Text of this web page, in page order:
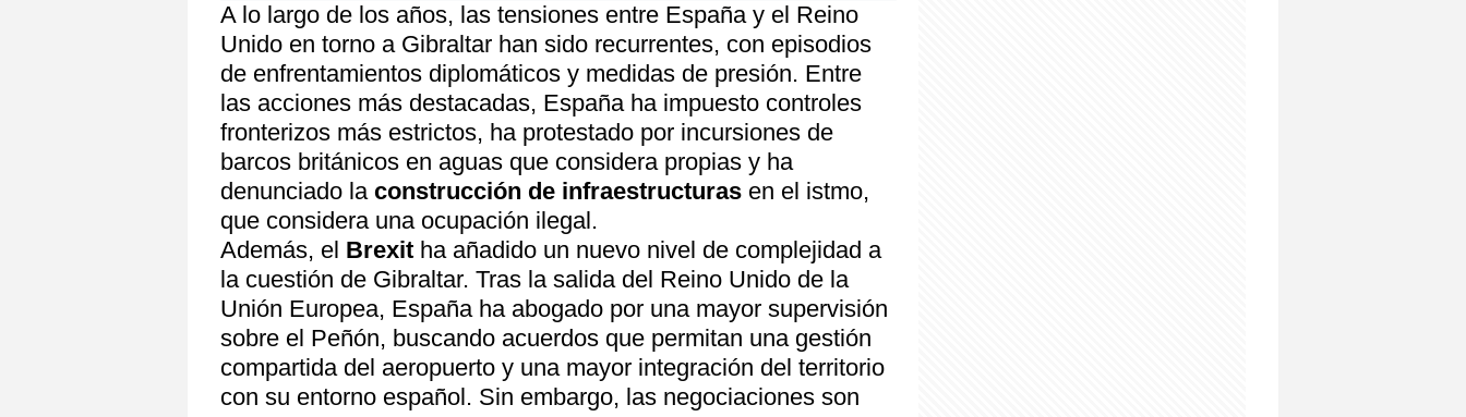
A lo largo de los años, las tensiones entre España y el Reino
Unido en torno a Gibraltar han sido recurrentes, con episodios
de enfrentamientos diplomáticos y medidas de presión. Entre
las acciones más destacadas, España ha impuesto controles
fronterizos más estrictos, ha protestado por incursiones de
barcos británicos en aguas que considera propias y ha
denunciado laconstrucción de infraestructuras en el istmo,
que considera una ocupación ilegal.
Además, el Brexit ha añadido un nuevo nivel de complejidad a
la cuestión de Gibraltar. Tras la salida del Reino Unido de la
Unión Europea, España ha abogado por una mayor supervisión
sobre el Peñón, buscando acuerdos que permitan una gestión
compartida del aeropuerto y una mayor integración del territorio
con su entorno español. Sin embargo, las negociaciones son